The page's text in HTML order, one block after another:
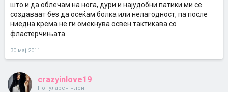
што и да облечам на нога, дури и најудобни патики ми се
создаваат без да осеќам болка или нелагодност, па после
ниедна крема не ги омекнува освен тактикава со
фластерчињата.
30 мај 2011
crazyinlove19
Популарен член